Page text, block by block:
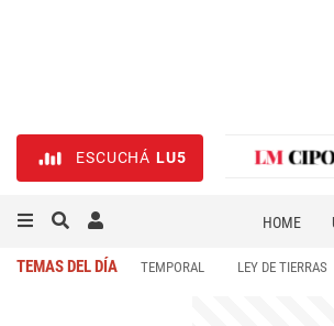
ESCUCHÁ LU5
HOME
TEMAS DEL DÍA TEMPORAL LEY DE TIERRAS